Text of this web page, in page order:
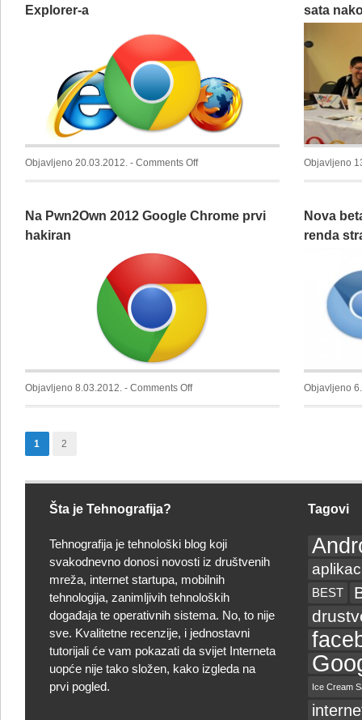
Explorer-a
Objavljeno 20.03.2012. - Comments Offon
Chrome
put
Internet
Explorer-
sata
Objavljeno
Na Pwn2Own 2012 Google Chrome prvi
hakiran
Objavljeno 8.03.2012. - Comments Offon
Na
Nova
renda
Objavljeno
1 2
Šta je Tehnografija?
Tehnografija je tehnološki blog koji
svakodnevno donosi novosti iz društvenih
mreža, internet startupa, mobilnih
tehnologija, zanimljivih tehnoloških
događaja te operativnih sistema. No, to nije
sve. Kvalitetne recenzije, i jednostavni
tutorijali će vam pokazati da svijet Interneta
uopće nije tako složen, kako izgleda na
prvi pogled.
Tagovi
BEST
Ice Cream